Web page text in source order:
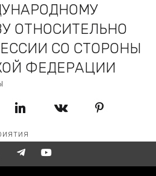
ОТНОСИТЕЛЬНО
СО СТОРОНЫ
ФЕДЕРАЦИИ
Twitter LinkedIn VKontakte